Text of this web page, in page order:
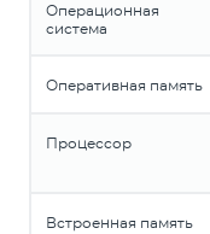
Операционная
система
Оперативная память
Процессор
Встроенная память